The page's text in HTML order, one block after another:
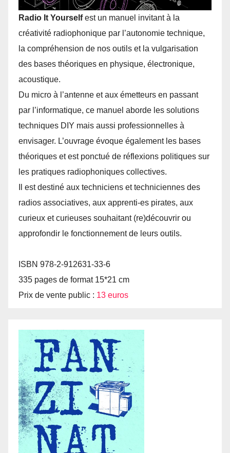
Radio It Yourselfest un manuel invitant à la
créativité radiophonique par l’autonomie technique,
la compréhension de nos outils et la vulgarisation
des bases théoriques en physique, électronique,
acoustique.
Du micro à l’antenne et aux émetteurs en passant
par l’informatique, ce manuel aborde les solutions
techniques DIY mais aussi professionnelles à
envisager. L’ouvrage évoque également les bases
théoriques et est ponctué de réflexions politiques sur
les pratiques radiophoniques collectives.
Il est destiné aux techniciens et techniciennes des
radios associatives, aux apprenti-es pirates, aux
curieux et curieuses souhaitant (re)découvrir ou
approfondir le fonctionnement de leurs outils.
ISBN 978-2-912631-33-6
335 pages de format 15*21 cm
Prix de vente public : 13 euros